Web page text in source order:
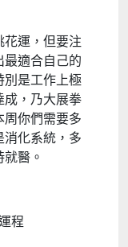
運，但要注
適合自己的
別是工作上極
成，乃大展拳
你們需要多
化系統，多
醫。
程